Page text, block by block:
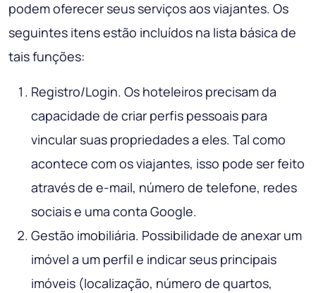
podem oferecer seus serviços aos viajantes. Os
seguintes itens estão incluídos na lista básica de
tais funções:
Registro/Login. Os hoteleiros precisam da
capacidade de criar perfis pessoais para
vincular suas propriedades a eles. Tal como
acontece com os viajantes, isso pode ser feito
através de e-mail, número de telefone, redes
sociais e uma conta Google.
Gestão imobiliária. Possibilidade de anexar um
imóvel a um perfil e indicar seus principais
imóveis (localização, número de quartos,